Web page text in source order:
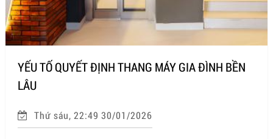
YẾU TỐ QUYẾT ĐỊNH THANG MÁY GIA ĐÌNH BỀN
LÂU
Thứ sáu, 22:49 30/01/2026